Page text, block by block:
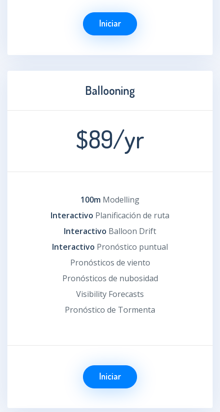
Iniciar
Ballooning
$89/yr
100m Modelling
Interactivo Planificación de ruta
Interactivo Balloon Drift
Interactivo Pronóstico puntual
Pronósticos de viento
Pronósticos de nubosidad
Visibility Forecasts
Pronóstico de Tormenta
Iniciar